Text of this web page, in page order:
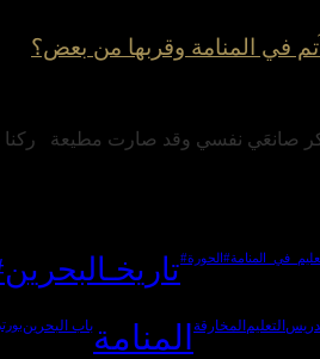
في المنامة وقربها من بعض؟
صانعَي نفسي وقد صارت مطيعة ركنا
#الحورة #تاريخـالبحرين
التعليم المخارقة المنامةباب البحرين